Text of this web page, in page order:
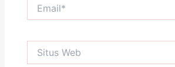
Web